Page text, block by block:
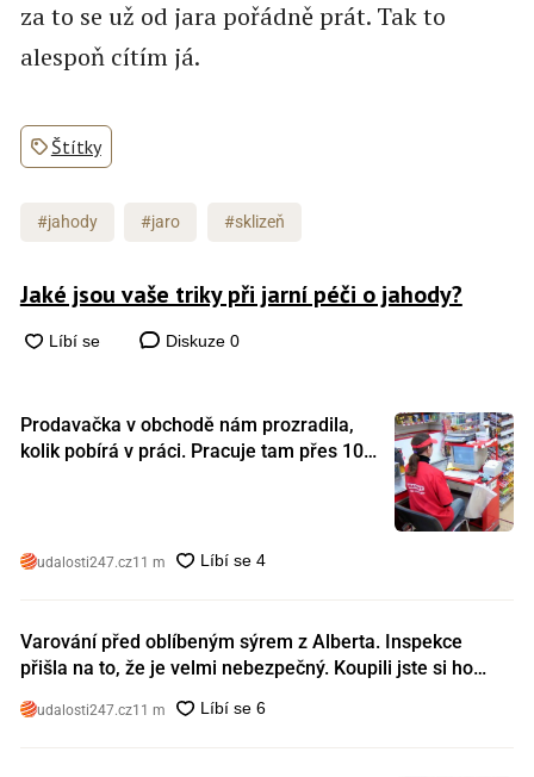
za to se už od jara pořádně prát. Tak to
alespoň cítím já.
Štítky
#jahody #jaro #sklizeň
Jaké jsou vaše triky při jarní péči o jahody?
Diskuze 0
Prodavačka v obchodě nám prozradila,
kolik pobírá v práci. Pracuje tam přes 10
udalosti247.cz11 m
Varování před oblíbeným sýrem z Alberta. Inspekce
přišla na to, že je velmi nebezpečný. Koupili jste si ho
udalosti247.cz11 m